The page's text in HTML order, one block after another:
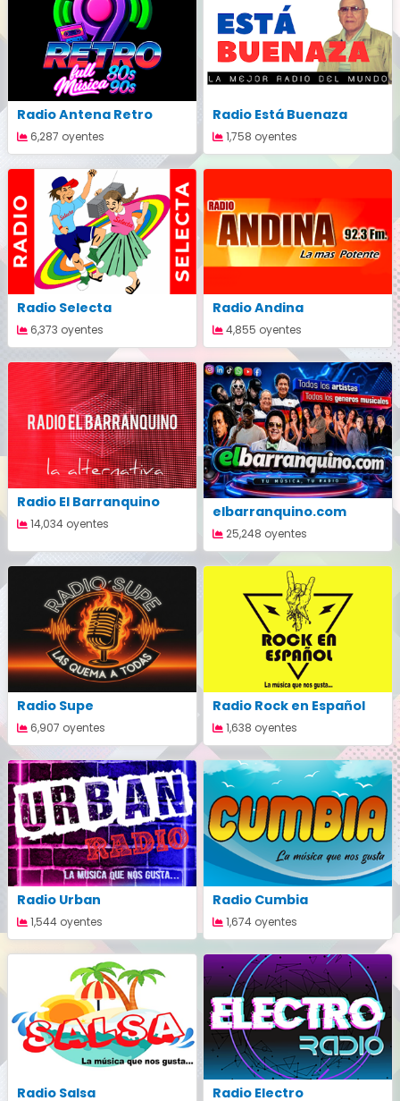
Radio Antena Retro
6,287 oyentes
Radio Está Buenaza
1,758 oyentes
Radio Selecta
6,373 oyentes
Radio Andina
4,855 oyentes
Radio El Barranquino
14,034 oyentes
elbarranquino.com
25,248 oyentes
Radio Supe
6,907 oyentes
Radio Rock en Español
1,638 oyentes
Radio Urban
1,544 oyentes
Radio Cumbia
1,674 oyentes
Radio Salsa Radio Electro